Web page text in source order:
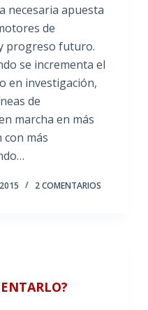
necesaria apuesta
de
progreso futuro.
se incrementa el
en investigación,
de
marcha en más
más
2 COMENTARIOS